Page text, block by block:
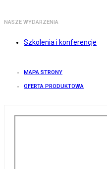
NASZE WYDARZENIA
Szkolenia i konferencje
MAPA STRONY
OFERTA PRODUKTOWA